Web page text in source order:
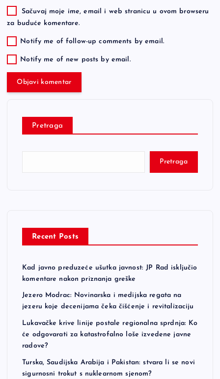
Sačuvaj moje ime, email i web stranicu u ovom browseru
za buduće komentare.
Notify me of follow-up comments by email.
Notify me of new posts by email.
Pretraga
Pretraga
Recent Posts
Kad javno preduzeće ušutka javnost: JP Rad isključio
komentare nakon priznanja greške
Jezero Modrac: Novinarska i medijska regata na
jezeru koje decenijama čeka čišćenje i revitalizaciju
Lukavačke krive linije postale regionalna sprdnja: Ko
će odgovarati za katastrofalno loše izvedene javne
radove?
Turska, Saudijska Arabija i Pakistan: stvara li se novi
sigurnosni trokut s nuklearnom sjenom?